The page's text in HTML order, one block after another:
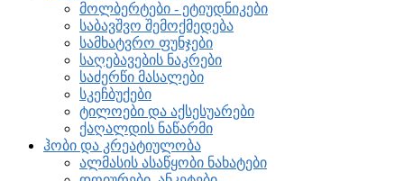
მოლბერტები - ეტიუდნიკები
საბავშვო შემოქმედება
სამხატვრო ფუნჯები
საღებავების ნაკრები
საძერწი მასალები
სკეჩბუქები
ტილოები და აქსესუარები
ქაღალდის ნაწარმი
ჰობი და კრეატიულობა
ალმასის ასაწყობი ნახატები